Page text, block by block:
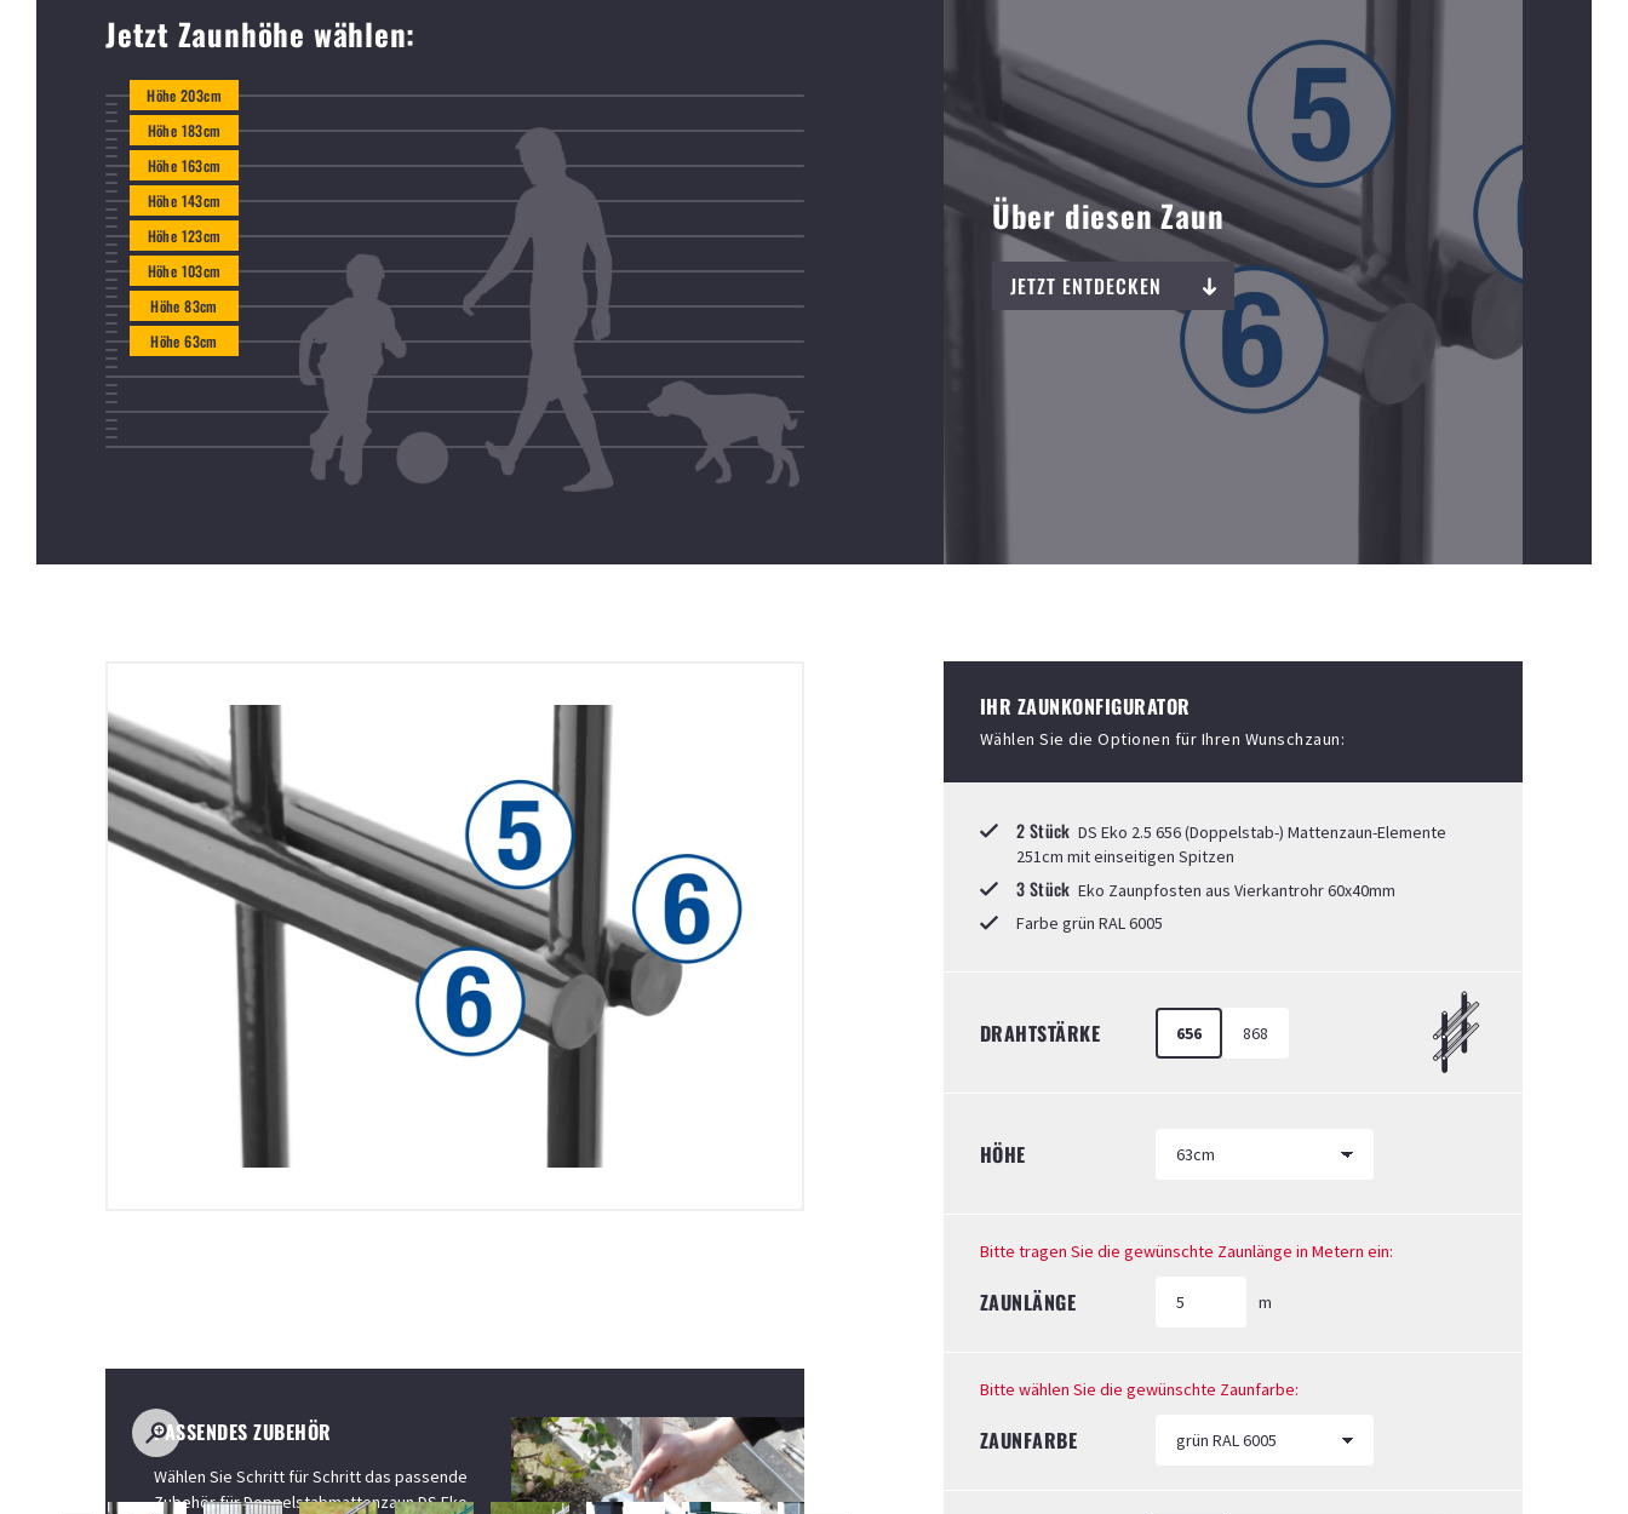
Jetzt Zaunhöhe wählen:
Höhe 203cm
Höhe 183cm
Höhe 163cm
Höhe 143cm
Höhe 123cm
Höhe 103cm
Höhe 83cm
Höhe 63cm
Über diesen Zaun
JETZT ENTDECKEN
Page 1 of 9
PASSENDES ZUBEHÖR
Wählen Sie Schritt für Schritt das passende
Zubehör für Doppelstabmattenzaun DS Eko
IHR ZAUNKONFIGURATOR
Wählen Sie die Optionen für Ihren Wunschzaun:
2 Stück DS Eko 2.5 656 (Doppelstab-) Mattenzaun-Elemente
251cm mit einseitigen Spitzen
3 Stück Eko Zaunpfosten aus Vierkantrohr 60x40mm
Farbe grün RAL 6005
DRAHTSTÄRKE 656 868
HÖHE
Bitte tragen Sie die gewünschte Zaunlänge in Metern ein:
ZAUNLÄNGE m
Bitte wählen Sie die gewünschte Zaunfarbe:
ZAUNFARBE